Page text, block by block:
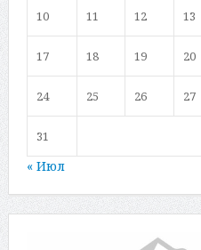
10 11 12 13
17 18 19 20
24 25 26 27
31
« Июл